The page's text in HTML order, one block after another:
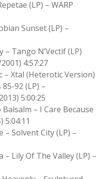
(LP) – WARP
Sunset (LP) –
– Tango N’Vectif (LP)
4:57:27
– Xtal (Heterotic Version)
92 (LP) –
5:00:25
– I Care Because
5:04:11
– Solvent City (LP) –
– Lily Of The Valley (LP) –